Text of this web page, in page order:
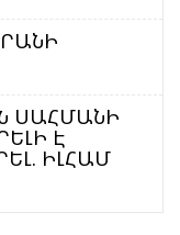
ՍԱՀՄԱՆԻ
Է
ԻԼՀԱՄ